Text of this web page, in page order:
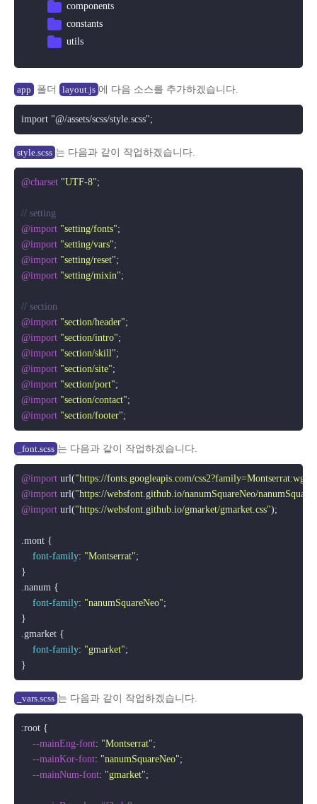
components
constants
utils
app 폴더 layout.js 에 다음 소스를 추가하겠습니다.
import "@/assets/scss/style.scss";
style.scss 는 다음과 같이 작업하겠습니다.
@charset "UTF-8";
// setting
@import "setting/fonts"
@import "setting/vars"
@import "setting/reset"
@import "setting/mixin";
// section
@import "section/header"
@import "section/intro"
@import "section/skill"
@import "section/site"
@import "section/port"
@import "section/contact"
@import "section/footer";
_font.scss 는 다음과 같이 작업하겠습니다.
@import url("https://fonts.googleapis.com/
@import url("https://websfont.github.io/nanumSquareNeo/
@import url("https://websfont.github.io/gmarket/gmarket.css");
.mont {
font-family: "Montserrat";
.nanum {
font-family: "nanumSquareNeo";
.gmarket {
font-family: "gmarket";
_vars.scss 는 다음과 같이 작업하겠습니다.
:root {
--mainEng-font: "Montserrat";
--mainKor-font: "nanumSquareNeo";
--mainNum-font: "gmarket";